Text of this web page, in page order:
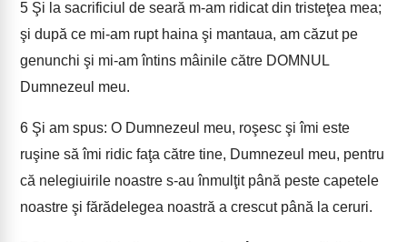
5 Şi la sacrificiul de seară m-am ridicat din tristeţea mea;
şi după ce mi-am rupt haina şi mantaua, am căzut pe
genunchi şi mi-am întins mâinile către DOMNUL
Dumnezeul meu.
6 Şi am spus: O Dumnezeul meu, roşesc şi îmi este
ruşine să îmi ridic faţa către tine, Dumnezeul meu, pentru
că nelegiuirile noastre s-au înmulţit până peste capetele
noastre şi fărădelegea noastră a crescut până la ceruri.